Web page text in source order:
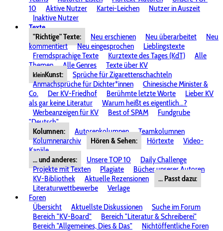
10
Aktive Nutzer Kartei-Leichen
Nutzer in Auszeit
Inaktive Nutzer
Texte
"Richtige" Texte:
Neu erschienen Neu überarbeitet
Neu
kommentiert
Neu eingesprochen
Lieblingstexte
Fremdsprachige Texte
Kurztexte des Tages (KdT)
Alle
Themen
Alle Genres Texte über KV
kleinKunst:
Sprüche für Zigarettenschachteln
Anmachsprüche für Dichter*innen
Chinesische Minister &
Co.
Der KV-Friedhof Berühmte letzte Worte
Lieber KV
als gar keine Literatur
Warum heißt es eigentlich...?
Werbeanzeigen für KV
Best of SPAM
Fundgrube
"Deutsch"
Kolumnen:
Autorenkolumnen
Teamkolumnen
Kolumnenarchiv
Hören & Sehen: Hörtexte
Video-
Kanäle
... und anderes:
Unsere TOP 10
Daily Challenge
Projekte mit Texten
Plagiate
Bücher unserer Autoren
KV-Bibliothek
Aktuelle Rezensionen
... Passt dazu:
Literaturwettbewerbe
Verlage
Foren
Übersicht
Aktuellste Diskussionen
Suche im Forum
Bereich "KV-Board"
Bereich "Literatur & Schreiberei"
Bereich "Allgemeines, Dies & Das"
Nichtöffentliche Foren